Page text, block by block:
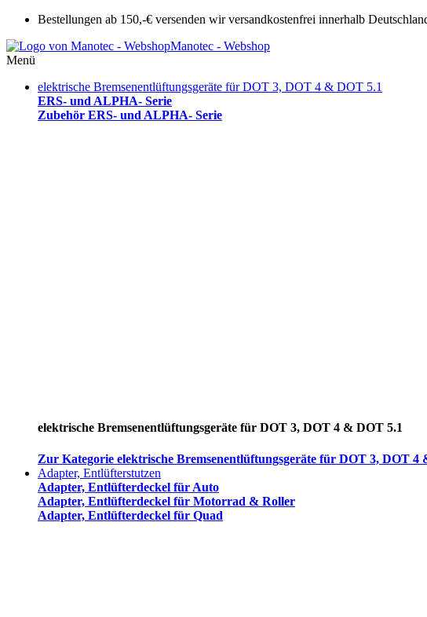
Bestellungen ab 150,-€ versenden wir versandkostenfrei innerhalb
Manotec - Webshop
Menü
elektrische Bremsenentlüftungsgeräte für DOT 3, DOT 4 & DOT 5.1
ERS- und ALPHA- Serie
Zubehör ERS- und ALPHA- Serie
elektrische Bremsenentlüftungsgeräte für DOT 3, DOT 4 & DOT 5.1
Zur Kategorie elektrische Bremsenentlüftungsgeräte für DOT 3, DOT 4
Adapter, Entlüfterstutzen
Adapter, Entlüfterdeckel für Auto
Adapter, Entlüfterdeckel für Motorrad & Roller
Adapter, Entlüfterdeckel für Quad